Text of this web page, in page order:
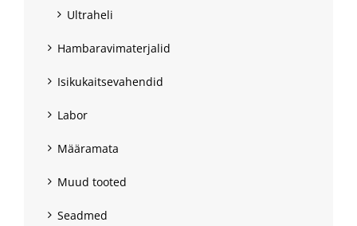
Ultraheli
Hambaravimaterjalid
Isikukaitsevahendid
Labor
Määramata
Muud tooted
Seadmed